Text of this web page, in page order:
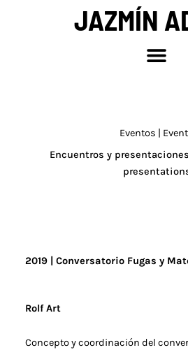
JAZMÍN
Eventos |
Encuentros y
2019 Conversatorio Fugas y
Rolf Art
Concepto y coordinación del